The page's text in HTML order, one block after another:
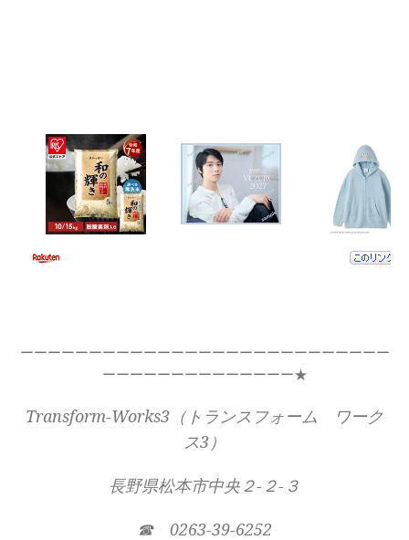
ーーーーーーーーーーーーーーーーーーーーーーーーーーー
ーーーーーーーーーーーーーー★
Transform-Works3（トランスフォーム ワーク
ス3）
長野県松本市中央２-２-３
☎ 0263-39-6252